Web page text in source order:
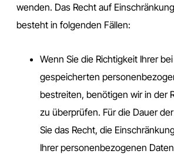
wenden. Das Recht auf
besteht in folgenden Fällen:
Wenn Sie die Richtigkeit Ihrer
gespeicherten
bestreiten, benötigen wir in der
zu überprüfen. Für die Dauer
Sie das Recht, die
Ihrer personenbezogenen